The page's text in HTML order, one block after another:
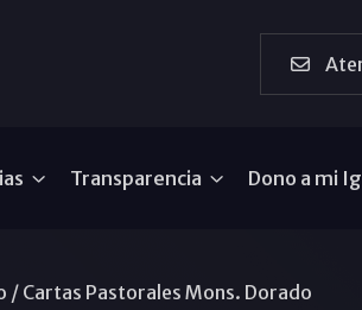
Transparencia Dono a mi
/Cartas Pastorales Mons. Dorado